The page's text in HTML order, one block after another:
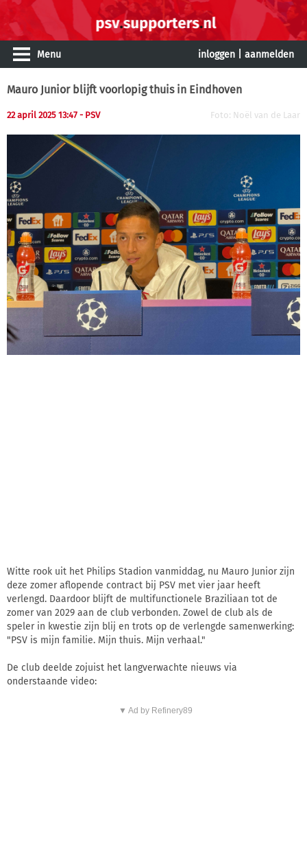
Menu inloggen aanmelden
Mauro Junior blijft voorlopig thuis in Eindhoven
22 april 2025 13:47 - PSV Foto: Noël van de Laar
Witte rook uit het Philips Stadion vanmiddag, nu Mauro Junior zijn
deze zomer aflopende contract bij PSV met vier jaar heeft
verlengd. Daardoor blijft de multifunctionele Braziliaan tot de
zomer van 2029 aan de club verbonden. Zowel de club als de
speler in kwestie zijn blij en trots op de verlengde samenwerking:
"PSV is mijn familie. Mijn thuis. Mijn verhaal."
De club deelde zojuist het langverwachte nieuws via
onderstaande video:
▼ Ad by Refinery89